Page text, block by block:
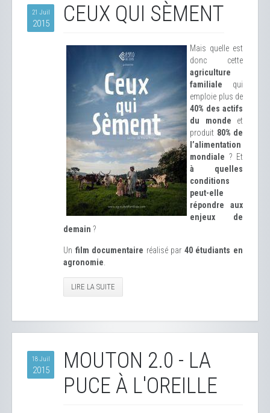
21 Juil
2015 CEUX QUI SÈMENT
Mais quelle est
donc cette
agriculture
familiale qui
emploie plus de
40% des actifs
du monde et
produit 80% de
l’alimentation
mondiale ? Et
à quelles
conditions
peut-elle
répondre aux
enjeux de
demain ?
Un film documentaire réalisé par 40 étudiants en
agronomie
LIRE LA SUITE
18 Juil
2015
MOUTON 2.0 - LA
PUCE À L'OREILLE